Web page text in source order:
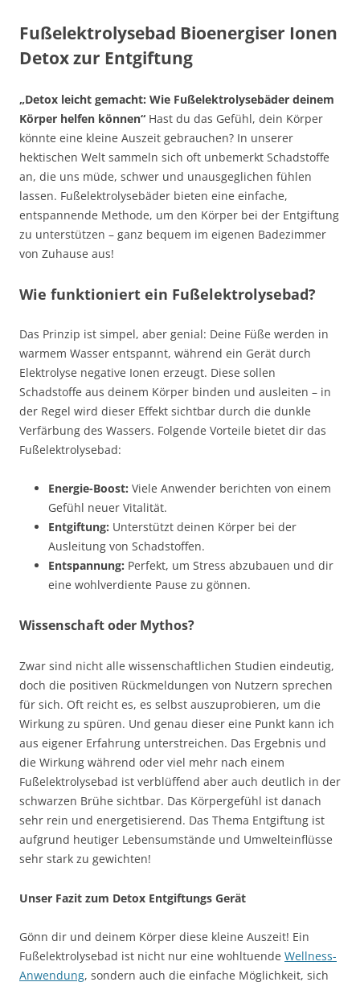
Fußelektrolysebad Bioenergiser Ionen
Detox zur Entgiftung
„Detox leicht gemacht: Wie Fußelektrolysebäder deinem
Körper helfen können“ Hast du das Gefühl, dein Körper
könnte eine kleine Auszeit gebrauchen? In unserer
hektischen Welt sammeln sich oft unbemerkt Schadstoffe
an, die uns müde, schwer und unausgeglichen fühlen
lassen. Fußelektrolysebäder bieten eine einfache,
entspannende Methode, um den Körper bei der Entgiftung
zu unterstützen – ganz bequem im eigenen Badezimmer
von Zuhause aus!
Wie funktioniert ein Fußelektrolysebad?
Das Prinzip ist simpel, aber genial: Deine Füße werden in
warmem Wasser entspannt, während ein Gerät durch
Elektrolyse negative Ionen erzeugt. Diese sollen
Schadstoffe aus deinem Körper binden und ausleiten – in
der Regel wird dieser Effekt sichtbar durch die dunkle
Verfärbung des Wassers. Folgende Vorteile bietet dir das
Fußelektrolysebad:
Energie-Boost: Viele Anwender berichten von einem
Gefühl neuer Vitalität.
Entgiftung: Unterstützt deinen Körper bei der
Ausleitung von Schadstoffen.
Entspannung: Perfekt, um Stress abzubauen und dir
eine wohlverdiente Pause zu gönnen.
Wissenschaft oder Mythos?
Zwar sind nicht alle wissenschaftlichen Studien eindeutig,
doch die positiven Rückmeldungen von Nutzern sprechen
für sich. Oft reicht es, es selbst auszuprobieren, um die
Wirkung zu spüren. Und genau dieser eine Punkt kann ich
aus eigener Erfahrung unterstreichen. Das Ergebnis und
die Wirkung während oder viel mehr nach einem
Fußelektrolysebad ist verblüffend aber auch deutlich in der
schwarzen Brühe sichtbar. Das Körpergefühl ist danach
sehr rein und energetisierend. Das Thema Entgiftung ist
aufgrund heutiger Lebensumstände und Umwelteinflüsse
sehr stark zu gewichten!
Unser Fazit zum Detox Entgiftungs Gerät
Gönn dir und deinem Körper diese kleine Auszeit! Ein
Fußelektrolysebad ist nicht nur eine wohltuende Wellness-
Anwendung, sondern auch die einfache Möglichkeit, sich